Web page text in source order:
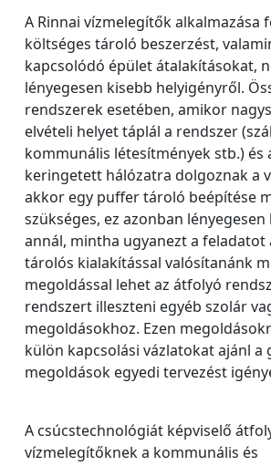
A Rinnai vízmelegítők alkalmazása
költséges tároló beszerzést,
kapcsolódó épület átalakításokat,
lényegesen kisebb helyigényről.
rendszerek esetében, amikor
elvételi helyet táplál a rendszer
kommunális létesítmények stb.) és
keringetett hálózatra dolgoznak a
akkor egy puffer tároló beépítése
szükséges, ez azonban
annál, mintha ugyanezt a feladatot
tárolós kialakítással valósítanánk
megoldással lehet az átfolyó
rendszert illeszteni egyéb szolár
megoldásokhoz. Ezen
külön kapcsolási vázlatokat ajánl a
megoldások egyedi tervezést
A csúcstechnológiát képviselő
vízmelegítőknek a kommunális és